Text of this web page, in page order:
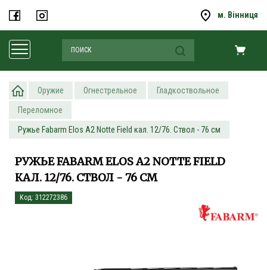
м. Вінниця
Оружие Огнестрельное Гладкоствольное
Переломное
Ружье Fabarm Elos A2 Notte Field кал. 12/76. Ствол - 76 см
РУЖЬЕ FABARM ELOS A2 NOTTE FIELD
КАЛ. 12/76. СТВОЛ - 76 СМ
Код: 312272386